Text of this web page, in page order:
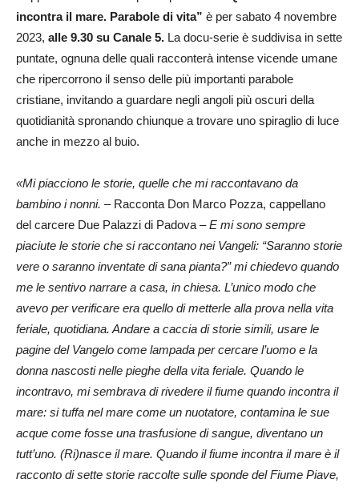
incontra il mare. Parabole di vita” è per sabato 4 novembre
2023, alle 9.30 su Canale 5. La docu-serie è suddivisa in sette
puntate, ognuna delle quali racconterà intense vicende umane
che ripercorrono il senso delle più importanti parabole
cristiane, invitando a guardare negli angoli più oscuri della
quotidianità spronando chiunque a trovare uno spiraglio di luce
anche in mezzo al buio.
«Mi piacciono le storie, quelle che mi raccontavano da
bambino i nonni. – Racconta Don Marco Pozza, cappellano
del carcere Due Palazzi di Padova –E mi sono sempre
piaciute le storie che si raccontano nei Vangeli: “Saranno storie
vere o saranno inventate di sana pianta?” mi chiedevo quando
me le sentivo narrare a casa, in chiesa. L’unico modo che
avevo per verificare era quello di metterle alla prova nella vita
feriale, quotidiana. Andare a caccia di storie simili, usare le
pagine del Vangelo come lampada per cercare l’uomo e la
donna nascosti nelle pieghe della vita feriale. Quando le
incontravo, mi sembrava di rivedere il fiume quando incontra il
mare: si tuffa nel mare come un nuotatore, contamina le sue
acque come fosse una trasfusione di sangue, diventano un
tutt’uno. (Ri)nasce il mare. Quando il fiume incontra il mare è il
racconto di sette storie raccolte sulle sponde del Fiume Piave,